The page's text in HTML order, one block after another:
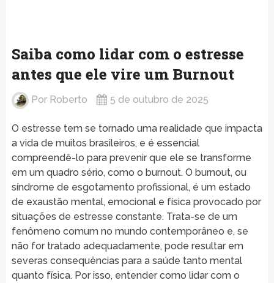
Saiba como lidar com o estresse
antes que ele vire um Burnout
Por Roberto 5 de outubro de 2025
O estresse tem se tornado uma realidade que impacta
a vida de muitos brasileiros, e é essencial
compreendê-lo para prevenir que ele se transforme
em um quadro sério, como o burnout. O burnout, ou
síndrome de esgotamento profissional, é um estado
de exaustão mental, emocional e física provocado por
situações de estresse constante. Trata-se de um
fenômeno comum no mundo contemporâneo e, se
não for tratado adequadamente, pode resultar em
severas consequências para a saúde tanto mental
quanto física. Por isso, entender como lidar com o